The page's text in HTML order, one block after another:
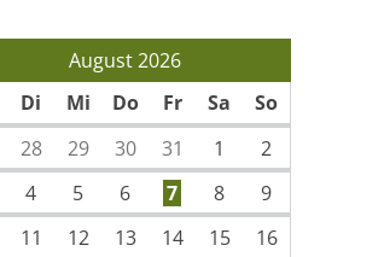
August 2026
Di Mi Do Fr Sa
So
28 29 30 31 1
2
4 5 6 7 8
9
11 12 13 14 15
16